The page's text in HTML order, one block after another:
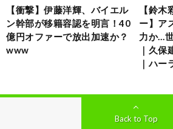
【衝撃】伊藤洋輝、バイエル
ン幹部が移籍容認を明言！40
億円オファーで放出加速か？
www
【鈴
ー】ア
力か…
｜久保
｜ハー
Back to Top